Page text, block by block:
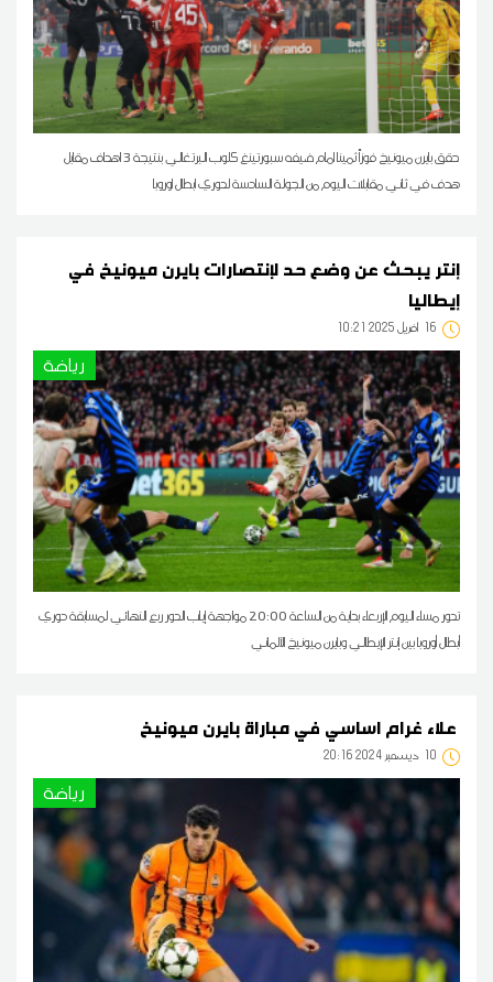
حقق بايرن ميونيخ فوزاً ثمينا امام ضيفه سبورتينغ كلوب البرتغالي بنتيجة 3 اهداف مقابل
هدف في ثاني مقابلات اليوم من الجولة السادسة لدوري ابطال اوروبا
إنتر يبحث عن وضع حد لإنتصارات بايرن ميونيخ في
إيطاليا
16 10:21 2025 أفريل
رياضة
تدور مساء اليوم الإربعاء بداية من الساعة 20:00 مواجهة إياب الدور ربع النهائي لمسابقة دوري
أبطال أوروبا بين إنتر الإيطالي وبايرن ميونيخ الألماني
10 20:16 2024 ديسمبر
رياضة